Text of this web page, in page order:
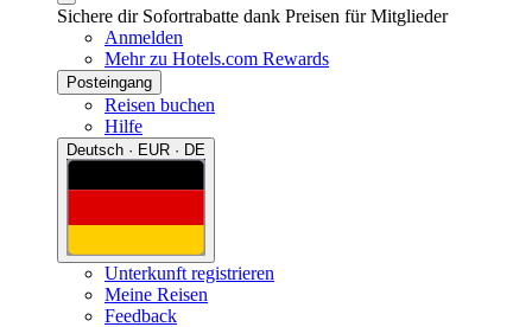
Sichere dir Sofortrabatte dank Preisen für Mitglieder
Anmelden
Mehr zu Hotels.com Rewards
Posteingang
Reisen buchen
Hilfe
Deutsch · EUR · DE
Unterkunft registrieren
Meine Reisen
Feedback